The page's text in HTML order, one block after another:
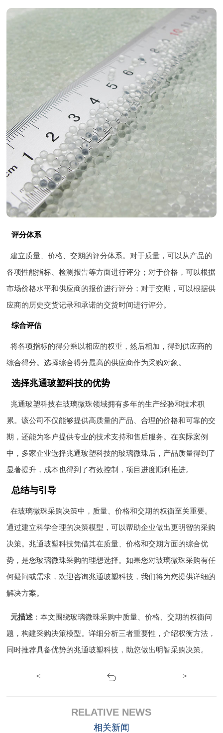
评分体系
建立质量、价格、交期的评分体系。对于质量，可以从产品的
各项性能指标、检测报告等方面进行评分；对于价格，可以根据
市场价格水平和供应商的报价进行评分；对于交期，可以根据供
应商的历史交货记录和承诺的交货时间进行评分。
综合评估
将各项指标的得分乘以相应的权重，然后相加，得到供应商的
综合得分。选择综合得分最高的供应商作为采购对象。
选择兆通玻塑科技的优势
兆通玻塑科技在玻璃微珠领域拥有多年的生产经验和技术积
累。该公司不仅能够提供高质量的产品、合理的价格和可靠的交
期，还能为客户提供专业的技术支持和售后服务。在实际案例
中，多家企业选择兆通玻塑科技的玻璃微珠后，产品质量得到了
显著提升，成本也得到了有效控制，项目进度顺利推进。
总结与引导
在玻璃微珠采购决策中，质量、价格和交期的权衡至关重要。
通过建立科学合理的决策模型，可以帮助企业做出更明智的采购
决策。兆通玻塑科技凭借其在质量、价格和交期方面的综合优
势，是您玻璃微珠采购的理想选择。如果您对玻璃微珠采购有任
何疑问或需求，欢迎咨询兆通玻塑科技，我们将为您提供详细的
解决方案。
元描述：本文围绕玻璃微珠采购中质量、价格、交期的权衡问
题，构建采购决策模型。详细分析三者重要性，介绍权衡方法，
同时推荐具备优势的兆通玻塑科技，助您做出明智采购决策。
< >
RELATIVE NEWS
相关新闻